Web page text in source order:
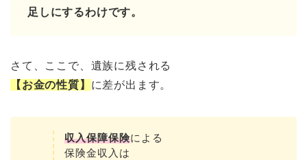
足しにするわけです。
さて、ここで、遺族に残される
【お金の性質】 に差が出ます。
収入保障保険による
保険金収入は